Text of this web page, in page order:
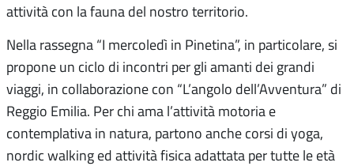
attività con la fauna del nostro territorio.
Nella rassegna “I mercoledì in Pinetina”, in particolare, si
propone un ciclo di incontri per gli amanti dei grandi
viaggi, in collaborazione con “L’angolo dell’Avventura” di
Reggio Emilia. Per chi ama l’attività motoria e
contemplativa in natura, partono anche corsi di yoga,
nordic walking ed attività fisica adattata per tutte le età